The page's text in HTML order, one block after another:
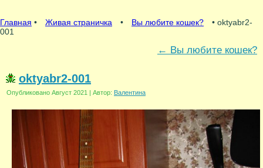
Главная • Живая страничка • Вы любите кошек?
• oktyabr2-
001
← Вы любите кошек?
oktyabr2-001
Опубликовано Август 2021 | Автор: Валентина